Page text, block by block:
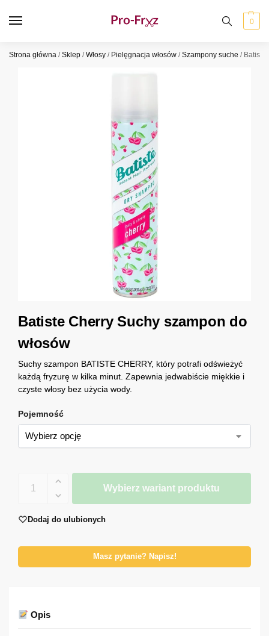
0
Strona główna /Sklep /Włosy / Pielęgnacja włosów /Szampony suche / Batiste
Batiste Cherry Suchy szampon do
włosów
Suchy szampon BATISTE CHERRY, który potrafi odświeżyć
każdą fryzurę w kilka minut. Zapewnia jedwabiście miękkie i
czyste włosy bez użycia wody.
Pojemność
Wybierz wariant produktu
Dodaj do ulubionych
Masz pytanie? Napisz!
Opis